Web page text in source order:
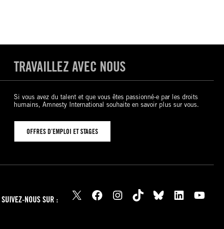
TRAVAILLEZ AVEC NOUS
Si vous avez du talent et que vous êtes passionné-e par les droits
humains, Amnesty International souhaite en savoir plus sur vous.
OFFRES D’EMPLOI ET STAGES
SUIVEZ-NOUS SUR : X Facebook Instagram TikTok Bluesky LinkedIn YouTube